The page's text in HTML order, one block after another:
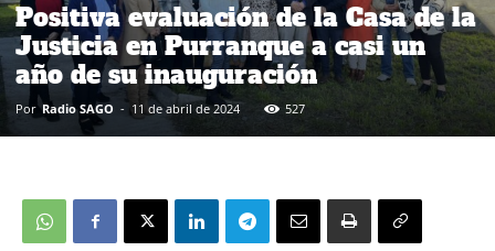
Positiva evaluación de la Casa de la
Justicia en Purranque a casi un
año de su inauguración
Por Radio SAGO - 11 de abril de 2024 527